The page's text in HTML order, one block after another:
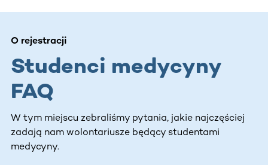
O rejestracji
Studenci medycyny
FAQ
W tym miejscu zebraliśmy pytania, jakie najczęściej
zadają nam wolontariusze będący studentami
medycyny.